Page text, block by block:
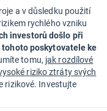
a v důsledku použití
rychlého vzniku
investorů došlo při
poskytovatele ke
tomu, jak rozdílové
riziko ztráty svých
rizikové. Investujte